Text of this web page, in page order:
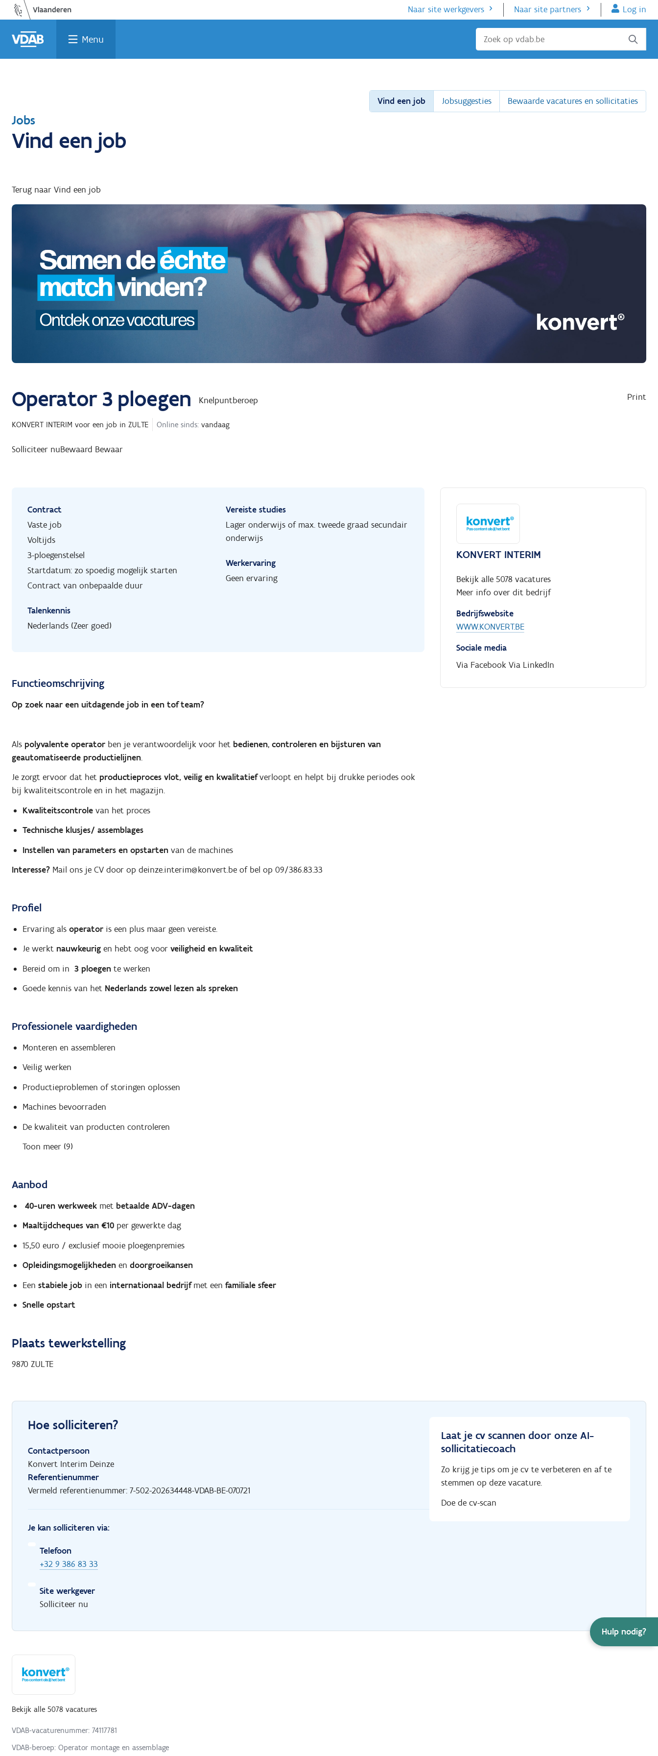
Ga
naar
de
inhoud
Vind
een
job
Vind
een
opleiding
Welke
job
past
bij
Terug
naar
home
Naar site werkgevers Naar site partners Log in
Menu Sluiten
Hulp nodig?
Vind een job Jobsuggesties Bewaarde vacatures en sollicitaties
Terug
naar
Jobs
Vind een job
Terug naar Vind een job
Operator 3 ploegen Knelpuntberoep Print
KONVERT INTERIM voor een job in ZULTE Online sinds: vandaag
Solliciteer nuBewaard Bewaar
Contract
Vaste job
Voltijds
3-ploegenstelsel
Startdatum: zo spoedig mogelijk starten
Contract van onbepaalde duur
Talenkennis
Nederlands (Zeer goed)
Vereiste studies
Lager onderwijs of max. tweede graad secundair
onderwijs
Werkervaring
Geen ervaring
Functieomschrijving
Op zoek naar een uitdagende job in een tof team?
Als polyvalente operator ben je verantwoordelijk voor het bedienen, controleren en bijsturen van
geautomatiseerde productielijnen.
Je zorgt ervoor dat het productieproces vlot, veilig en kwalitatiefverloopt en helpt bij drukke periodes ook
bij kwaliteitscontrole en in het magazijn.
Kwaliteitscontrole van het proces
Technische klusjes/ assemblages
Instellen van parameters en opstarten van de machines
Interesse? Mail ons je CV door op deinze.interim@konvert.be of bel op 09/386.83.33
Profiel
Ervaring als operatoris een plus maar geen vereiste.
Je werkt nauwkeurigen hebt oog voor veiligheid en kwaliteit
Bereid om in 3 ploegente werken
Goede kennis van het Nederlands zowel lezen als spreken
Professionele vaardigheden
Monteren en assembleren
Veilig werken
Productieproblemen of storingen oplossen
Machines bevoorraden
De kwaliteit van producten controleren
Toon meer (9)
Aanbod
40-uren werkweekmet betaalde ADV-dagen
Maaltijdcheques van €10per gewerkte dag
15,50 euro / exclusief mooie ploegenpremies
Opleidingsmogelijkhedenen doorgroeikansen
Een stabiele jobin een internationaal bedrijfmet een familiale sfeer
Snelle opstart
Plaats tewerkstelling
9870 ZULTE
KONVERT INTERIM
Bekijk alle 5078 vacatures
Meer info over dit bedrijf
Bedrijfswebsite
WWW.KONVERT.BE
Sociale media
Via Facebook Via LinkedIn
Hoe solliciteren?
Contactpersoon
Konvert Interim Deinze
Referentienummer
Vermeld referentienummer: 7-502-202634448-VDAB-BE-070721
Je kan solliciteren via:
Telefoon
+32 9 386 83 33
Site werkgever
Solliciteer nu
Laat je cv scannen door onze AI-
sollicitatiecoach
Zo krijg je tips om je cv te verbeteren en af te
stemmen op deze vacature.
Doe de cv-scan
Bekijk alle 5078 vacatures
VDAB-vacaturenummer: 74117781
VDAB-beroep: Operator montage en assemblage